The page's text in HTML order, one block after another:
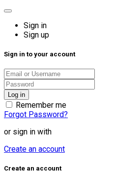
Sign in
Sign up
Sign in to your account
Remember me
Forgot Password?
or sign in with
Create an account
Create an account